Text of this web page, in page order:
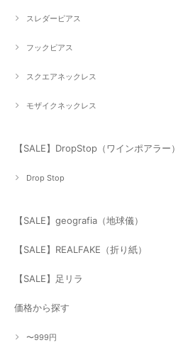
スレダーピアス
フックピアス
スクエアネックレス
モザイクネックレス
【SALE】DropStop（ワインポアラー）
Drop Stop
【SALE】geografia（地球儀）
【SALE】REALFAKE（折り紙）
【SALE】足リラ
価格から探す
〜999円